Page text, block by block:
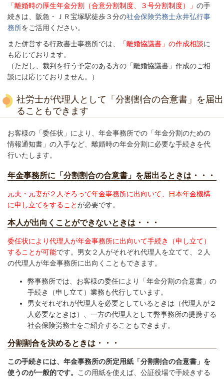
「離婚時の厚生年金分割（合意分割制度、３号分割制度）」 の手
続きは、阪急・ＪＲ宝塚駅徒歩３分の社会保険労務士永井弘行事
務所をご活用ください。
また併営する行政書士事務所では、
「離婚協議書」の作成相談に
も応じております。
（ただし、裁判を行う予定のある方の「離婚協議書」作成のご相
談には応じておりません。）
社労士が代理人として「分割割合の合意書」を届出
ることもできます
お客様の「委任状」により、年金事務所での「年金分割のための
情報通知書」の入手など、離婚時の年金分割に必要な手続きを代
行いたします。
年金事務所に「分割割合の合意書」を届出るときは・・・
元夫・元妻が２人そろって年金事務所に出向いて、日本年金機構
に申し立てをすることが必要です。
本人が出向くことができないときは・・・
委任状により代理人が年金事務所に出向いて手続き（申し立て）
することが可能です。男女２人がそれぞれ代理人を立てて、２人
の代理人が年金事務所に出向くこともできます。
弊事務所では、お客様の委任により「年金分割の合意書」の
手続き（申し立て）業務も代行しています。
男女それぞれが代理人を必要としているときは（代理人が２
人必要なときは）、一方の代理人として弊事務所の提携する
社会保険労務士をご紹介することもできます。
分割割合を決めるときは・・・
この手続きには、年金事務所の所定用紙「分割割合の合意書」を
使うのが一般的です。
この用紙を使えば、公証役場で手続きする